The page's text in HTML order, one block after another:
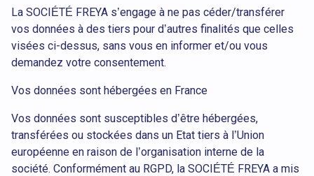
La SOCIÉTÉ FREYA s’engage à ne pas céder/transférer
vos données à des tiers pour d’autres finalités que celles
visées ci-dessus, sans vous en informer et/ou vous
demandez votre consentement.
Vos données sont hébergées en France
Vos données sont susceptibles d’être hébergées,
transférées ou stockées dans un Etat tiers à l’Union
européenne en raison de l’organisation interne de la
société. Conformément au RGPD, la SOCIÉTÉ FREYA a mis